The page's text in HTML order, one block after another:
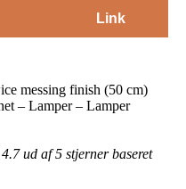
Link
messing finish (50 cm)
– Lamper – Lamper
ud af 5 stjerner baseret